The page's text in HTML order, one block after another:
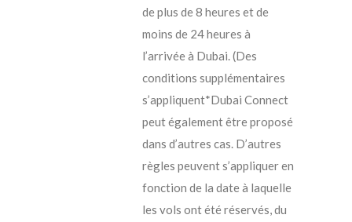
de plus de 8 heures et de
moins de 24 heures à
l’arrivée à Dubai. (Des
conditions supplémentaires
s’appliquent*Dubai Connect
peut également être proposé
dans d’autres cas. D’autres
règles peuvent s’appliquer en
fonction de la date à laquelle
les vols ont été réservés, du